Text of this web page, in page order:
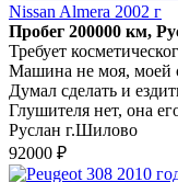
Nissan Almera 2002 г
Пробег 200000 км,
Требует
Машина не моя, моей
Думал сделать и
Глушителя нет, она
Руслан г.Шилово
92000 ₽